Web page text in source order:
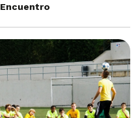
Encuentro